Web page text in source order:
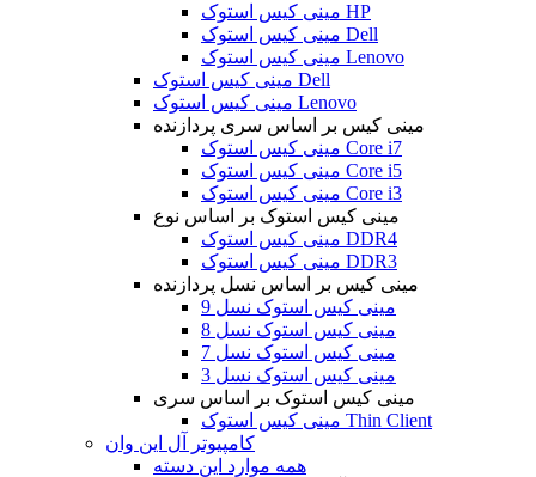
مینی کیس استوک HP
مینی کیس استوک Dell
مینی کیس استوک Lenovo
مینی کیس استوک Dell
مینی کیس استوک Lenovo
مینی کیس بر اساس سری پردازنده
مینی کیس استوک Core i7
مینی کیس استوک Core i5
مینی کیس استوک Core i3
مینی کیس استوک بر اساس نوع
مینی کیس استوک DDR4
مینی کیس استوک DDR3
مینی کیس بر اساس نسل پردازنده
مینی کیس استوک نسل 9
مینی کیس استوک نسل 8
مینی کیس استوک نسل 7
مینی کیس استوک نسل 3
مینی کیس استوک بر اساس سری
مینی کیس استوک Thin Client
کامپیوتر آل این وان
همه موارد این دسته